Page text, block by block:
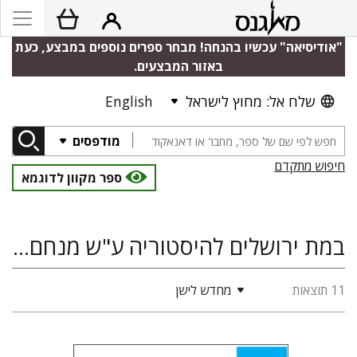
"אודיסיאה" עכשיו בהנחה! מבחר ספרים נוספים במבצע, כעת
באזור המבצעים.
שלח אל: מחוץ לישראל English
מודפסים
חיפוש מתקדם
ספר מקוון לדוגמא
במת ירושלים להיסטוריה ע"ש מנחם שטרן
11 תוצאות מחדש לישן